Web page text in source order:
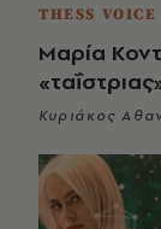
THESS VOICE
Μαρία
Κυριάκος